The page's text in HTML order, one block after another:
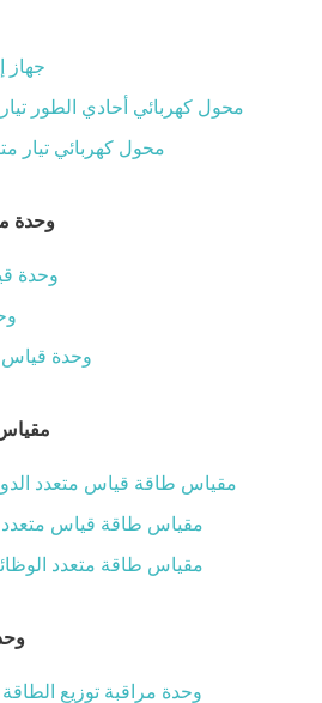
جهاز
محول كهربائي أحادي الطور
محول كهربائي تيار
وحدة
وحدة
وحدة قياس
مقياس
مقياس طاقة قياس متعدد
مقياس طاقة قياس متعدد
مقياس طاقة متعدد
وحدة مراقبة توزيع الطاقة